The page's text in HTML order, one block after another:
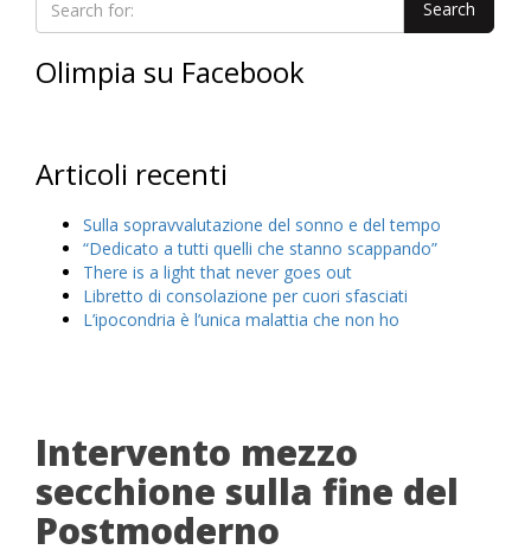
Olimpia su Facebook
Articoli recenti
Sulla sopravvalutazione del sonno e del tempo
“Dedicato a tutti quelli che stanno scappando”
There is a light that never goes out
Libretto di consolazione per cuori sfasciati
L’ipocondria è l’unica malattia che non ho
Intervento mezzo
secchione sulla fine del
Postmoderno